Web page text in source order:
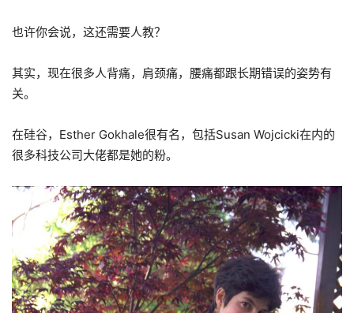
也许你会说，这还需要人教？
其实，现在很多人背痛，肩颈痛，腰痛都跟长期错误的姿势有
关。
在硅谷， Esther Gokhale很有名，包括Susan Wojcicki在内的
很多科技公司大佬都是她的粉。